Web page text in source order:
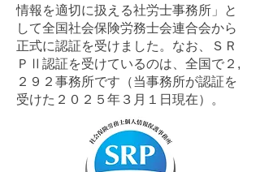
情報を適切に扱える社労士事務所」と
して全国社会保険労務士会連合会から
正式に認証を受けました。なお、ＳＲ
ＰⅡ認証を受けているのは、全国で２,
２９２事務所です（当事務所が認証を
受けた２０２５年３月１日現在）。